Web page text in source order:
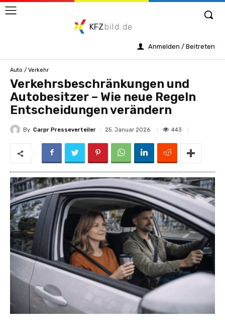
KFZ bild.de
Anmelden / Beitreten
Auto / Verkehr
Verkehrsbeschränkungen und
Autobesitzer – Wie neue Regeln
Entscheidungen verändern
By Carpr Presseverteiler 25. Januar 2026 443